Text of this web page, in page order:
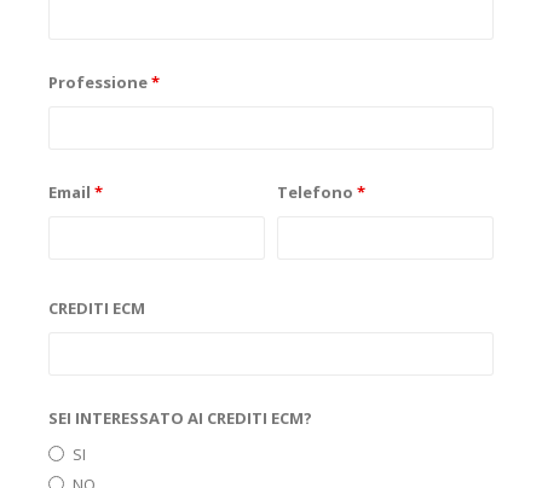
Professione*
Email * Telefono *
CREDITI ECM
SEI INTERESSATO AI CREDITI ECM?
SI